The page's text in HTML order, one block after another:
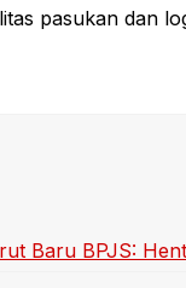
pasukan dan
Baru BPJS: